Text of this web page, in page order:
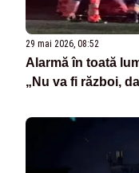
29 mai 2026, 08:52
Alarmă în toată
„Nu va fi război,